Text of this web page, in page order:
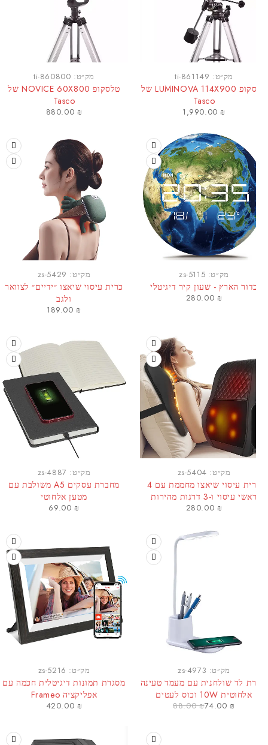
מק״ט:ti-861149
טלסקופ LUMINOVA 114X900 של
Tasco
1,990.00
מק״ט:ti-860800
טלסקופ NOVICE 60X800 של
Tasco
880.00
מק״ט:zs-5115
הארץ - שעון קיר דיגיטלי
280.00
מק״ט:zs-5429
כרית עיסוי שיאצו ״ידיים״ לצוואר
ולגב
189.00
מק״ט:zs-5404
כרית עיסוי שיאצו מחממת עם 4
עיסוי ו-3 דרגות מהירות
280.00
מק״ט:zs-4887
מחברת עסקים A5 משולבת עם
מטען אלחוטי
69.00
מק״ט:zs-4973
לד שולחנית עם מעמד טעינה
אלחוטית 10W וכוס לעטים
88.00₪74.00
מק״ט:zs-5216
מסגרת תמונות דיגיטלית חכמה עם
אפליקציה Frameo
420.00